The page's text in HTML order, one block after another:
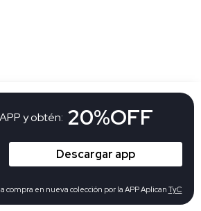
y obtén: 20%OFF
Descargar app
compra en nueva colección por la APP Aplican TyC